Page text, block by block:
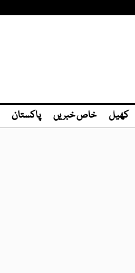
کھیل خاص خبریں پاکستان